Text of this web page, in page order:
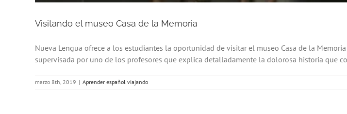
Visitando el museo Casa de la Memoria
Nueva Lengua ofrece a los estudiantes la oportunidad de visitar el museo Casa de la
supervisada por uno de los profesores que explica detalladamente la dolorosa historia que
marzo 8th, 2019 | Aprender español viajando